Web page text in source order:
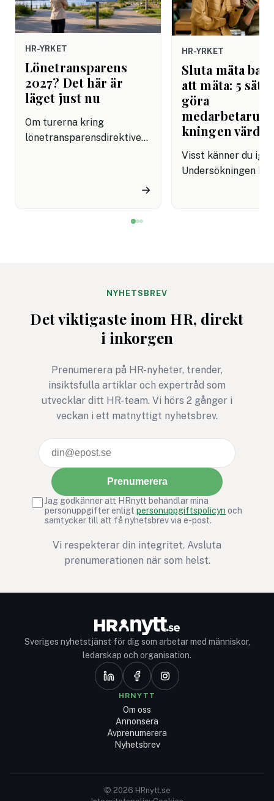
HR-YRKET
Lönetransparens
2027? Det här är
läget just nu
Om turerna kring
lönetransparensdirektivet
→
HR-YRKET
Sluta mäta
att mäta: 5 sätt
göra
kningen
Visst känner du
Undersökningen har
ändå ska lägga tid
något bättre.
den mest HR-
version av ett
januari: full av goda
snabbt bortglömd.
NYHETSBREV
Det viktigaste inom HR, direkt
i inkorgen
Prenumerera på HR-nyheter, trender,
insiktsfulla artiklar och expertråd som
utvecklar ditt HR-team. Vi hörs 2 gånger i
veckan i ett matnyttigt nyhetsbrev.
Prenumerera
Jag godkänner att HRnytt behandlar mina
personuppgifter enligt personuppgiftspolicyn och
samtycker till att få nyhetsbrev via e-post.
Vi respekterar din integritet. Avsluta
prenumerationen när som helst.
Sveriges nyhetstjänst för dig som arbetar med människor,
ledarskap och organisation.
HRNYTT
Om oss
Annonsera
Avprenumerera
Nyhetsbrev
© 2026 HRnytt.se